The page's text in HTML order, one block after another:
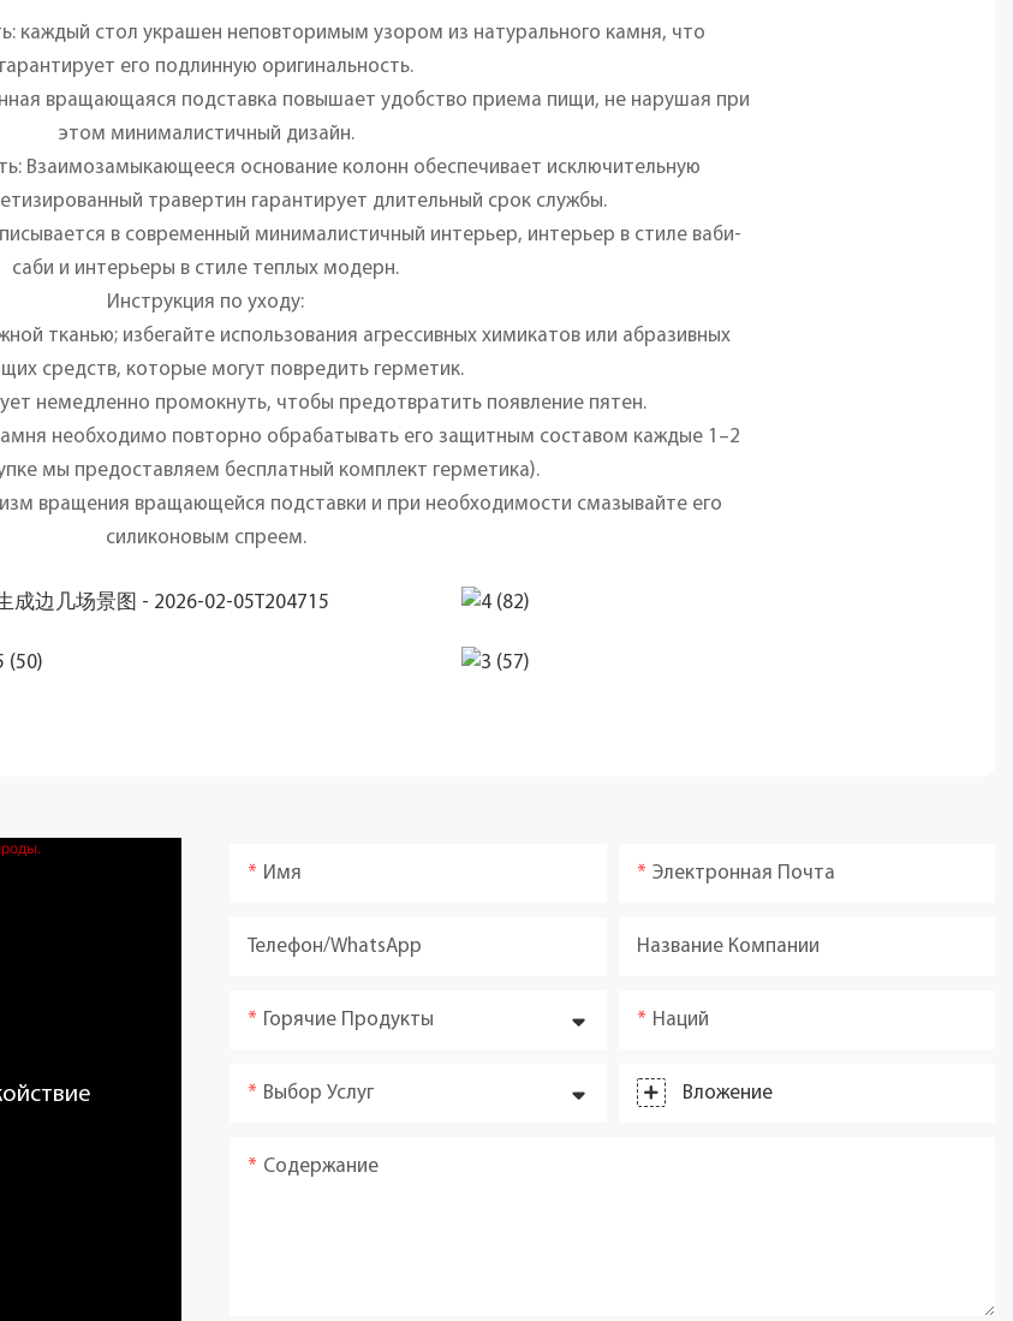
каждый стол украшен неповторимым узором из натурального камня, что
гарантирует его подлинную оригинальность.
вращающаяся подставка повышает удобство приема пищи, не нарушая при
этом минималистичный дизайн.
Взаимозамыкающееся основание колонн обеспечивает исключительную
травертин гарантирует длительный срок службы.
в современный минималистичный интерьер, интерьер в стиле ваби-
саби и интерьеры в стиле теплых модерн.
Инструкция по уходу:
тканью; избегайте использования агрессивных химикатов или абразивных
средств, которые могут повредить герметик.
немедленно промокнуть, чтобы предотвратить появление пятен.
необходимо повторно обрабатывать его защитным составом каждые 1–2
мы предоставляем бесплатный комплект герметика).
вращения вращающейся подставки и при необходимости смазывайте его
силиконовым спреем.
Имя Электронная Почта
Телефон/WhatsApp Название Компании
Горячие Продукты Наций
Выбор Услуг Вложение
Содержание